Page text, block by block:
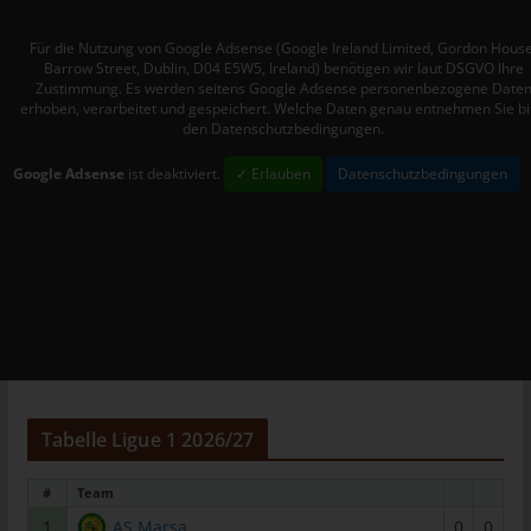
Für die Nutzung von Google Adsense (Google Ireland Limited, Gordon
Barrow Street, Dublin, D04 E5W5, Ireland) benötigen wir laut DSGVO Ihre
Zustimmung. Es werden seitens Google Adsense personenbezogene Daten
erhoben, verarbeitet und gespeichert. Welche Daten genau entnehmen Sie
den Datenschutzbedingungen.
Google Adsense ist deaktiviert. ✓ Erlauben Datenschutzbedingungen
Tabelle Ligue 1 2026/27
# Team
1 AS Marsa 0
0
Verantwortlichen oder des Auftragsverarbeiters befugt sind, die
personenbezogenen Daten zu verarbeiten.
k) Einwilligung
bestimmten Fall in informierter Weise und unmissverständlich
Verantwortlicher im Sinne der Datenschutz-Grundverordnung,
sonstiger in den Mitgliedstaaten der Europäischen Union
geltenden Datenschutzgesetze und anderer Bestimmungen mit
datenschutzrechtlichem Charakter ist: